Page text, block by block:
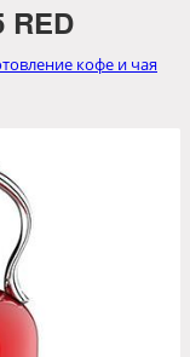
RED
кофе и чая